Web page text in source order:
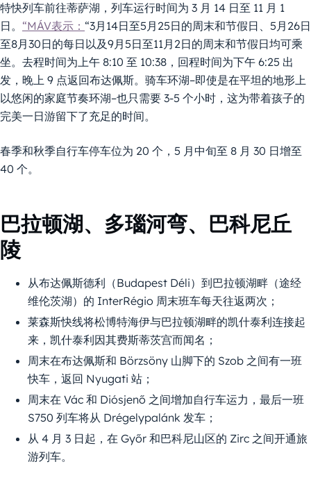
特快列车前往蒂萨湖，列车运行时间为 3 月 14 日至 11 月 1
日。 “MÁV表示： “3月14日至5月25日的周末和节假日、5月26日
至8月30日的每日以及9月5日至11月2日的周末和节假日均可乘
坐。去程时间为上午 8:10 至 10:38，回程时间为下午 6:25 出
发，晚上 9 点返回布达佩斯。骑车环湖–即使是在平坦的地形上
以悠闲的家庭节奏环湖–也只需要 3-5 个小时，这为带着孩子的
完美一日游留下了充足的时间。
春季和秋季自行车停车位为 20 个，5 月中旬至 8 月 30 日增至
40 个。
巴拉顿湖、多瑙河弯、巴科尼丘
陵
从布达佩斯德利（Budapest Déli）到巴拉顿湖畔（途经
维伦茨湖）的 InterRégio 周末班车每天往返两次；
莱森斯快线将松博特海伊与巴拉顿湖畔的凯什泰利连接起
来，凯什泰利因其费斯蒂茨宫而闻名；
周末在布达佩斯和 Börzsöny 山脚下的 Szob 之间有一班
快车，返回 Nyugati 站；
周末在 Vác 和 Diósjenő 之间增加自行车运力，最后一班
S750 列车将从 Drégelypalánk 发车；
从 4 月 3 日起，在 Győr 和巴科尼山区的 Zirc 之间开通旅
游列车。